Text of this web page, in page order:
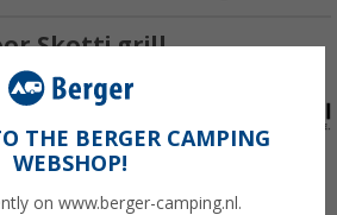
Skotti grill
THE BERGER CAMPING
WEBSHOP!
on www.berger-camping.nl.